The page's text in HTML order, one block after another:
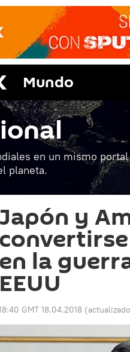
Mundo
en un mismo
planeta.
Japón y
en la
EEUU
GMT 18.04.2018